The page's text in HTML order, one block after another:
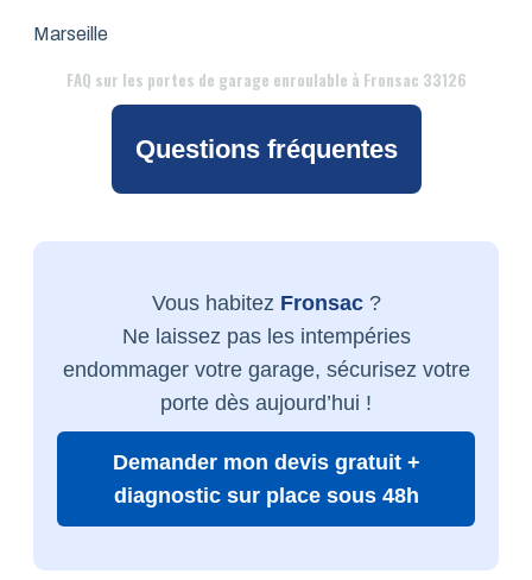
Marseille
FAQ sur les portes de garage enroulable à Fronsac 33126
Questions fréquentes
Vous habitez Fronsac?
Ne laissez pas les intempéries
endommager votre garage, sécurisez votre
porte dès aujourd’hui !
Demander mon devis gratuit +
diagnostic sur place sous 48h